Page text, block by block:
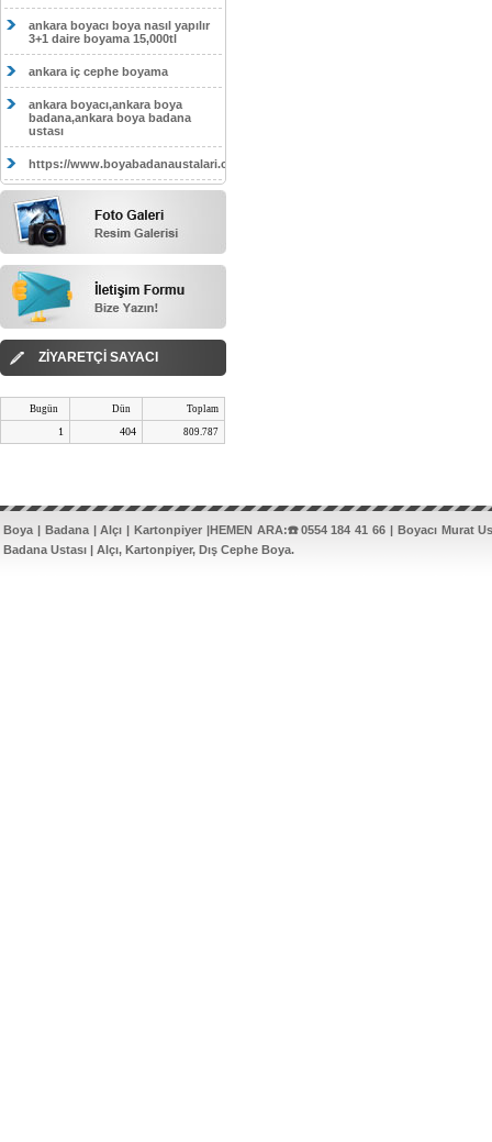
ankara boyacı boya nasıl yapılır
3+1 daire boyama 15,000tl
ankara iç cephe boyama
ankara boyacı,ankara boya
badana,ankara boya badana
ustası
https://www.boyabadanaustalari.com/
ZİYARETÇİ SAYACI
Bugün Dün Toplam
1 404 809.787
Boya | Badana | Alçı | Kartonpiyer |HEMEN ARA:☎️0554 184 41 66 | Boyacı Murat
Badana Ustası | Alçı, Kartonpiyer, Dış Cephe Boya.